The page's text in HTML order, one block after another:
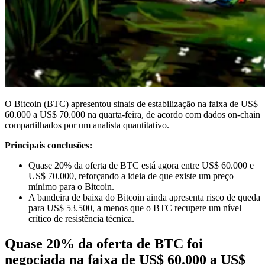
O Bitcoin (BTC) apresentou sinais de estabilização na faixa de US$
60.000 a US$ 70.000 na quarta-feira, de acordo com dados on-chain
compartilhados por um analista quantitativo.
Principais conclusões:
Quase 20% da oferta de BTC está agora entre US$ 60.000 e
US$ 70.000, reforçando a ideia de que existe um preço
mínimo para o Bitcoin.
A bandeira de baixa do Bitcoin ainda apresenta risco de queda
para US$ 53.500, a menos que o BTC recupere um nível
crítico de resistência técnica.
Quase 20% da oferta de BTC foi
negociada na faixa de US$ 60.000 a US$